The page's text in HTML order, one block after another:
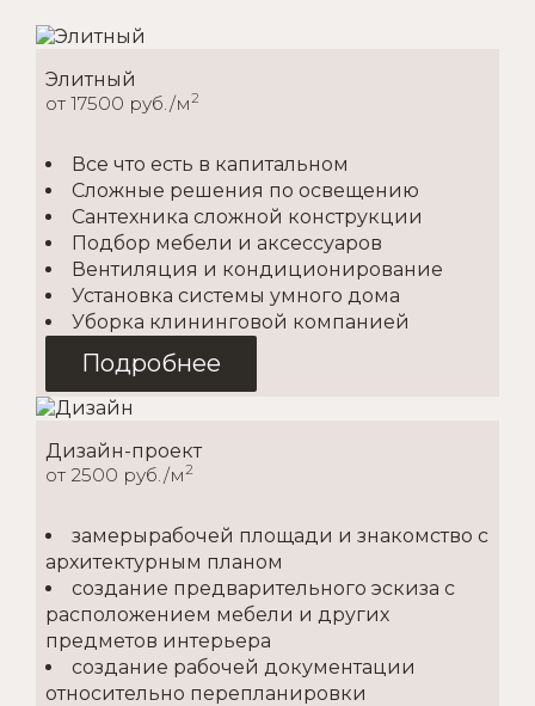
Элитный
от 17500 руб./м2
Все что есть в капитальном
Сложные решения по освещению
Сантехника сложной конструкции
Подбор мебели и аксессуаров
Вентиляция и кондиционирование
Установка системы умного дома
Уборка клининговой компанией
Подробнее
Дизайн-проект
от 2500 руб./м2
замерырабочей площади и знакомство с
архитектурным планом
создание предварительного эскиза с
расположением мебели и других
предметов интерьера
создание рабочей документации
относительно перепланировки